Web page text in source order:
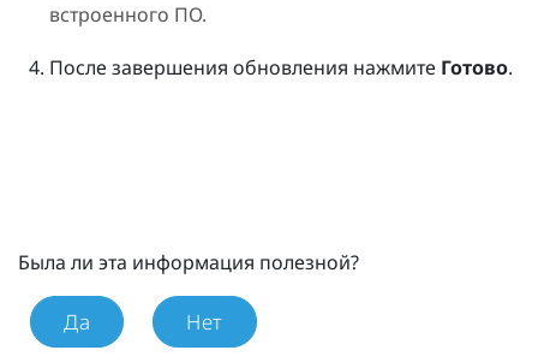
встроенного ПО.
После завершения обновления нажмите Готово.
Была ли эта информация полезной?
Да Нет